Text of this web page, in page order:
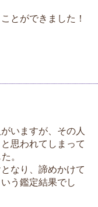
とができました！
いますが、その人
思われてしまって
。
なり、諦めかけて
う鑑定結果でし